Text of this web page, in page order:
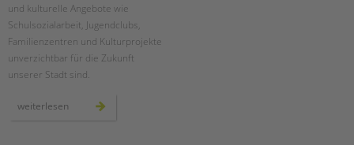
und kulturelle Angebote wie
Schulsozialarbeit, Jugendclubs,
Familienzentren und Kulturprojekte
unverzichtbar für die Zukunft
unserer Stadt sind.
weiterlesen